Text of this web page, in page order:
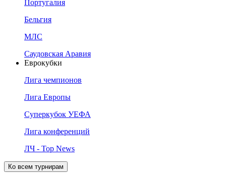
Португалия
Бельгия
МЛС
Саудовская Аравия
Еврокубки
Лига чемпионов
Лига Европы
Суперкубок УЕФА
Лига конференций
ЛЧ - Top News
Ко всем турнирам